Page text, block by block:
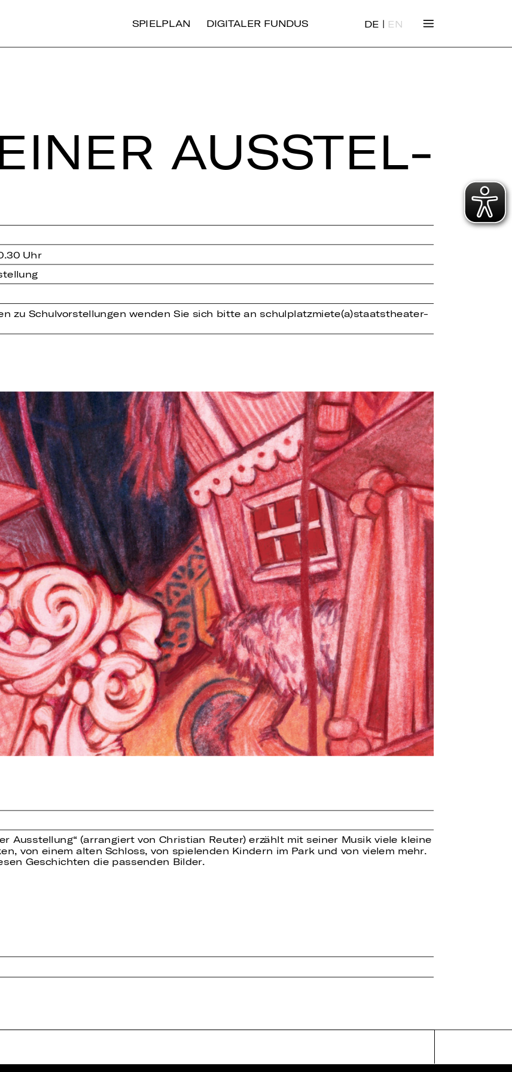
SPIELPLAN DIGITALER FUNDUS DE | EN
AUS­STEL­
Uhr
zu Schulvorstellungen wenden Sie sich bitte an schulplatzmiete(a)staatstheater-
Ausstellung“ (arrangiert von Christian Reuter) erzählt mit seiner Musik viele kleine
von einem alten Schloss, von spielenden Kindern im Park und von vielem mehr.
Geschichten die passenden Bilder.